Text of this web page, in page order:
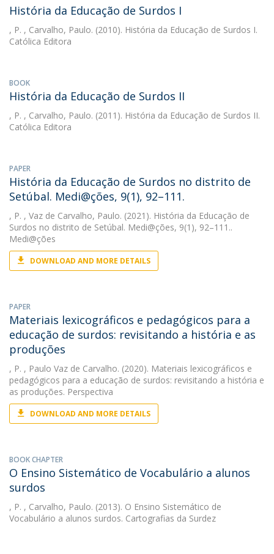
História da Educação de Surdos I
, P. , Carvalho, Paulo. (2010). História da Educação de Surdos I.
Católica Editora
BOOK
História da Educação de Surdos II
, P. , Carvalho, Paulo. (2011). História da Educação de Surdos II.
Católica Editora
PAPER
História da Educação de Surdos no distrito de
Setúbal. Medi@ções, 9(1), 92–111.
, P. , Vaz de Carvalho, Paulo. (2021). História da Educação de
Surdos no distrito de Setúbal. Medi@ções, 9(1), 92–111..
Medi@ções
DOWNLOAD AND MORE DETAILS
PAPER
Materiais lexicográficos e pedagógicos para a
educação de surdos: revisitando a história e as
produções
, P. , Paulo Vaz de Carvalho. (2020). Materiais lexicográficos e
pedagógicos para a educação de surdos: revisitando a história e
as produções. Perspectiva
DOWNLOAD AND MORE DETAILS
BOOK CHAPTER
O Ensino Sistemático de Vocabulário a alunos
surdos
, P. , Carvalho, Paulo. (2013). O Ensino Sistemático de
Vocabulário a alunos surdos. Cartografias da Surdez